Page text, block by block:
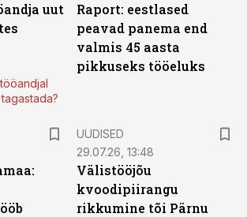
uut
Raport: eestlased
peavad panema end
valmis 45 aasta
pikkuseks tööeluks
UUDISED
29.07.26, 13:48
Välistööjõu
kvoodipiirangu
rikkumine tõi Pärnu